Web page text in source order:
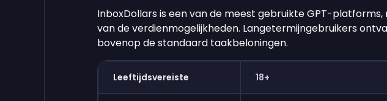
InboxDollars is een van de meest gebruikte GPT-platforms,
van de verdienmogelijkheden. Langetermijngebruikers
bovenop de standaard taakbeloningen.
Leeftijdsvereiste 18+